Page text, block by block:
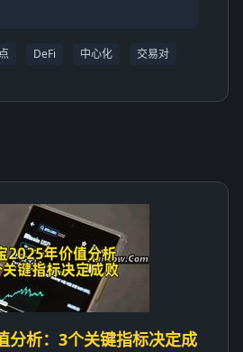
DeFi 中心化 交易对
分析：3个关键指标决定成